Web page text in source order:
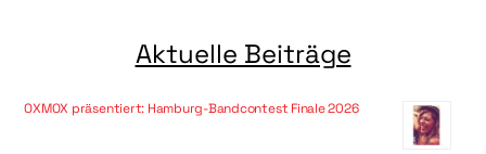
Aktuelle Beiträge
OXMOX präsentiert: Hamburg-Bandcontest Finale 2026